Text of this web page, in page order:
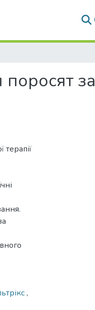
поросят за
терапії
,